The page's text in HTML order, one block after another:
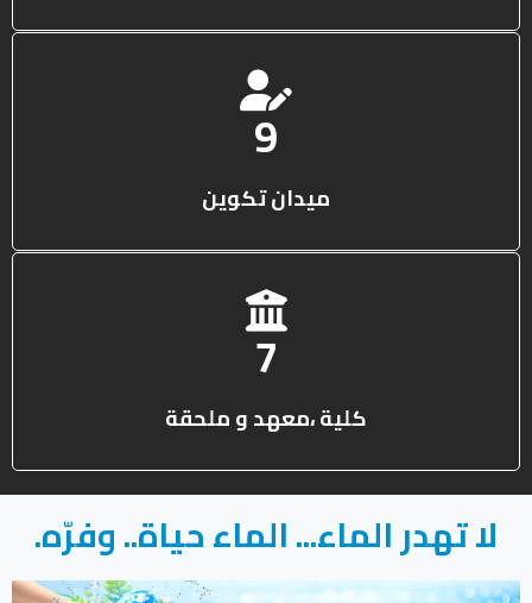
13
ميدان تكوين
10
كلية ،معهد و ملحقة
لا تهدر الماء... الماء حياة.. وفرّه.